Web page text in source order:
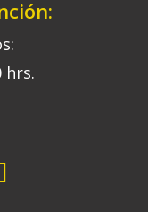
hrs.